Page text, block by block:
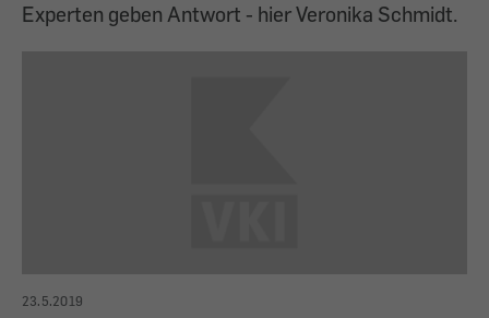
Experten geben Antwort - hier Veronika Schmidt.
23.5.2019